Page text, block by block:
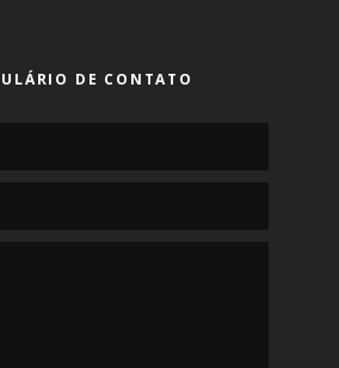
DE CONTATO